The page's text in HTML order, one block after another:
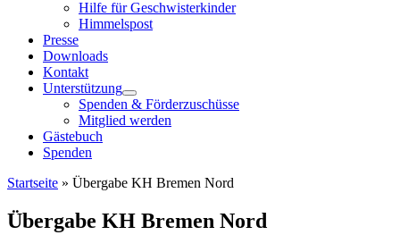
Hilfe für Geschwisterkinder
Himmelspost
Presse
Downloads
Kontakt
Unterstützung
Spenden & Förderzuschüsse
Mitglied werden
Gästebuch
Spenden
Startseite » Übergabe KH Bremen Nord
Übergabe KH Bremen Nord